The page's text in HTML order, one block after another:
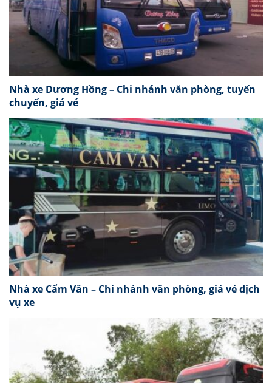
Nhà xe Dương Hồng – Chi nhánh văn phòng, tuyến
chuyến, giá vé
Nhà xe Cẩm Vân – Chi nhánh văn phòng, giá vé dịch
vụ xe